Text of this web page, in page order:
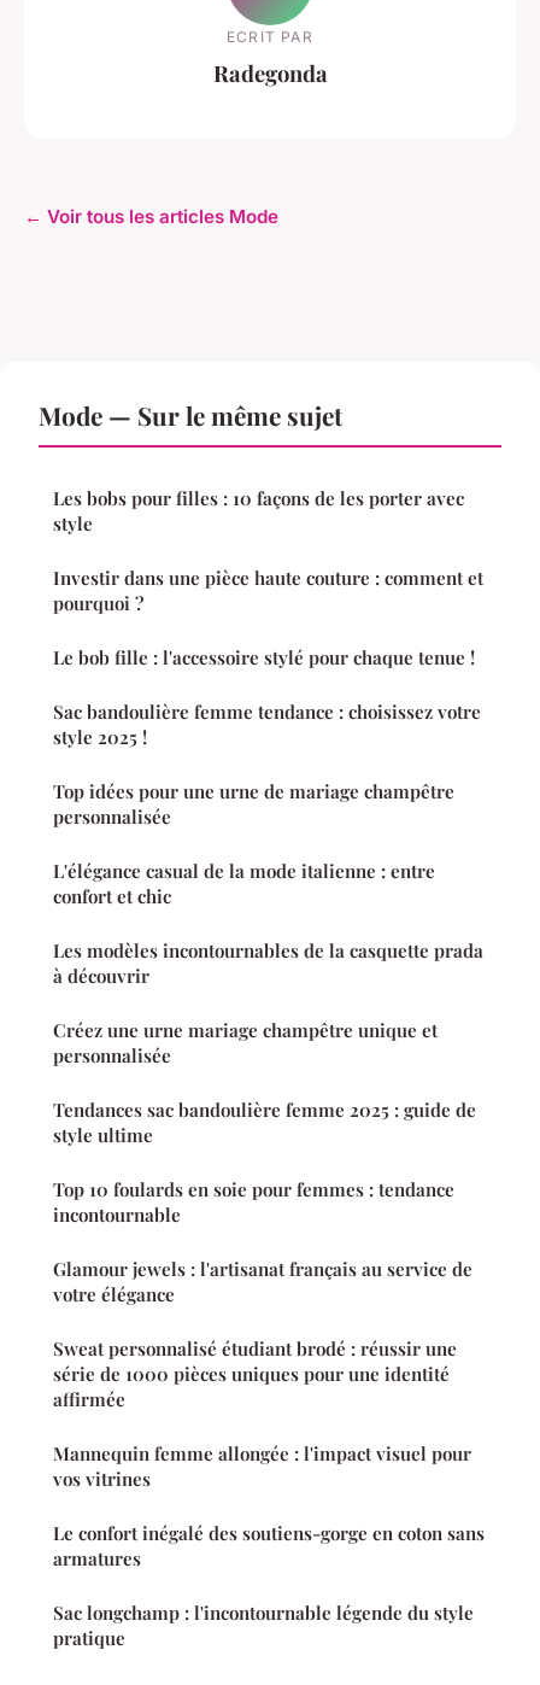
ECRIT PAR
Radegonda
← Voir tous les articles Mode
Mode — Sur le même sujet
Les bobs pour filles : 10 façons de les porter avec
style
Investir dans une pièce haute couture : comment et
pourquoi ?
Le bob fille : l'accessoire stylé pour chaque tenue !
Sac bandoulière femme tendance : choisissez votre
style 2025 !
Top idées pour une urne de mariage champêtre
personnalisée
L'élégance casual de la mode italienne : entre
confort et chic
Les modèles incontournables de la casquette prada
à découvrir
Créez une urne mariage champêtre unique et
personnalisée
Tendances sac bandoulière femme 2025 : guide de
style ultime
Top 10 foulards en soie pour femmes : tendance
incontournable
Glamour jewels : l'artisanat français au service de
votre élégance
Sweat personnalisé étudiant brodé : réussir une
série de 1000 pièces uniques pour une identité
affirmée
Mannequin femme allongée : l'impact visuel pour
vos vitrines
Le confort inégalé des soutiens-gorge en coton sans
armatures
Sac longchamp : l'incontournable légende du style
pratique